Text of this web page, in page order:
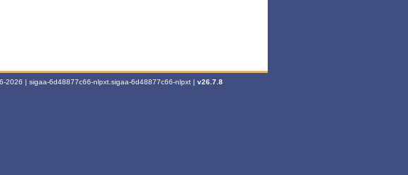
2026 | sigaa-6d48877c66-nlpxt.sigaa-6d48877c66-nlpxt | v26.7.8